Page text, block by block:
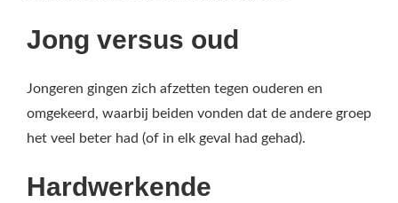
Jong versus oud
Jongeren gingen zich afzetten tegen ouderen en
omgekeerd, waarbij beiden vonden dat de andere groep
het veel beter had (of in elk geval had gehad).
Hardwerkende